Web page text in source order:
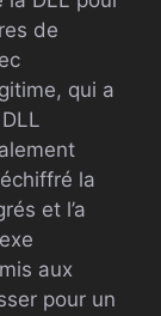
de
qui a
la
et l’a
aux
pour un